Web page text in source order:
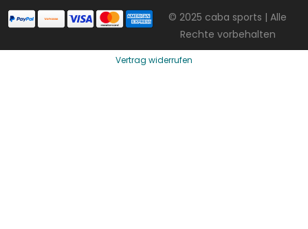
© 2025 caba sports | Alle
Rechte vorbehalten
Vertrag widerrufen